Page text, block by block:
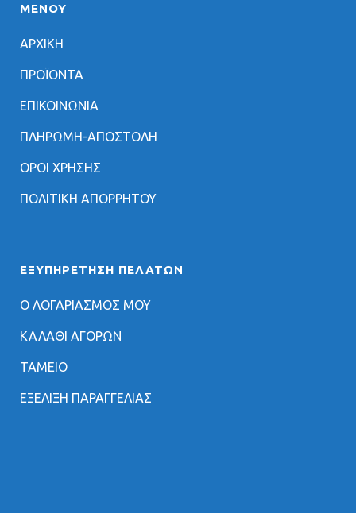
ΜΕΝΟΥ
ΑΡΧΙΚΗ
ΠΡΟΪΟΝΤΑ
ΕΠΙΚΟΙΝΩΝΙΑ
ΠΛΗΡΩΜΗ-ΑΠΟΣΤΟΛΗ
ΟΡΟΙ ΧΡΗΣΗΣ
ΠΟΛΙΤΙΚΗ ΑΠΟΡΡΗΤΟΥ
ΕΞΥΠΗΡΈΤΗΣΗ ΠΕΛΑΤΏΝ
Ο ΛΟΓΑΡΙΑΣΜΟΣ ΜΟΥ
ΚΑΛΑΘΙ ΑΓΟΡΩΝ
ΤΑΜΕΙΟ
ΕΞΕΛΙΞΗ ΠΑΡΑΓΓΕΛΙΑΣ